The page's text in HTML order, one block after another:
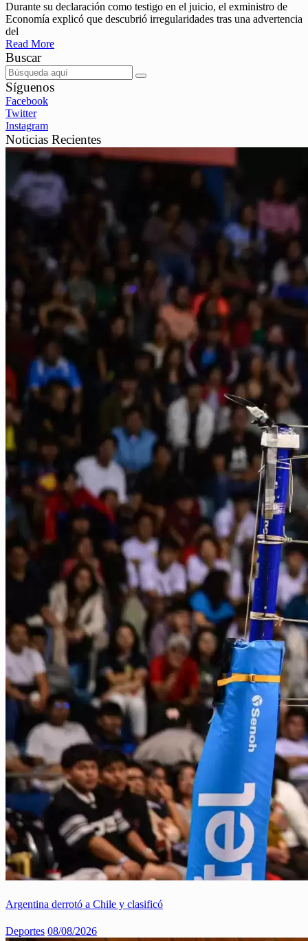
Durante su declaración como testigo en el juicio, el exministro de
Economía explicó que descubrió irregularidades tras una advertencia
del
Read More
Buscar
Síguenos
Facebook
Twitter
Instagram
Noticias Recientes
Argentina derrotó a Chile y clasificó
Deportes 08/08/2026